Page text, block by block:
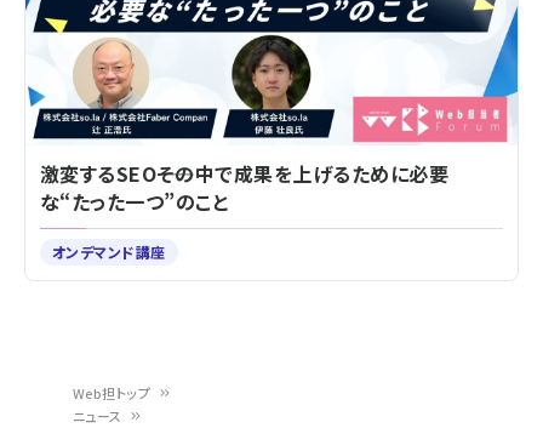
Web担トップ
ニュース
激変するSEO――その中で成果を上げるために必要
な“たった一つ”のこと
オンデマンド講座